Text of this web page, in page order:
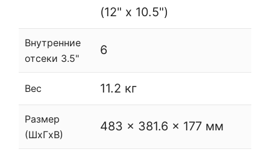
(12" x 10.5")
Внутренние
отсеки 3.5"
6
Вес 11.2 кг
Размер
(ШxГxВ)
483 x 381.6 x 177 мм